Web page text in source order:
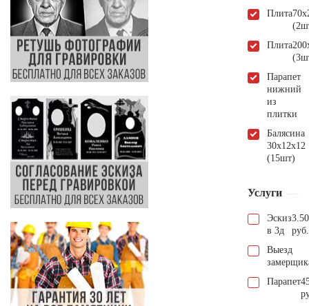
Плита
Плита
Парапет
нижний
из
плитки
Балясина
30х12х12
(15шт)
Услуги
Эскиз
в 3д
руб.
Выезд
Парапет